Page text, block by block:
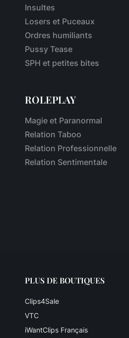
Insultes
Losers et Puceaux
Ordres humiliants
Pussy Tease
SPH et petites bites
ROLEPLAY
Magie et Paranormal
Relation Taboo
Relation Professionnelle
Relation Sentimentale
PLUS DE BOUTIQUES
Clips4Sale
VTC
iWantClips Français